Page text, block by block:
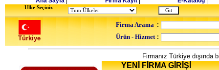
Ulke Seçiniz
Türkiye
Firma Arama :
Ürün - Hizmet :
Firmanız Türkiye
YENİ FİRMA GİRİŞİ